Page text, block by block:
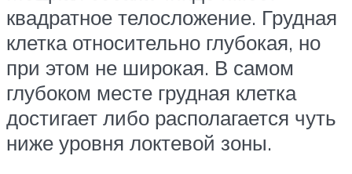
квадратное телосложение. Грудная
клетка относительно глубокая, но
при этом не широкая. В самом
глубоком месте грудная клетка
достигает либо располагается чуть
ниже уровня локтевой зоны.